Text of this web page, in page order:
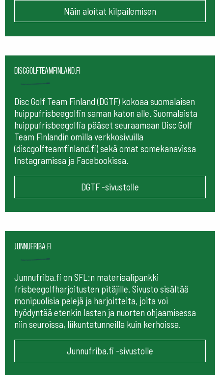
Näin aloitat kilpailemisen
Discgolfteamfinland.fi
Disc Golf Team Finland (DGTF) kokoaa suomalaisen
huippufrisbeegolfin saman katon alle. Suomalaista
huippufrisbeegolfia pääset seuraamaan Disc Golf
Team Finlandin omilla verkkosivuilla
(discgolfteamfinland.fi) sekä omat somekanavissa
Instagramissa ja Facebookissa.
DGTF -sivustolle
Junnufriba.fi
Junnufriba.fi on SFL:n materiaalipankki
frisbeegolfharjoitusten pitäjille. Sivusto sisältää
monipuolisia pelejä ja harjoitteita, joita voi
hyödyntää etenkin lasten ja nuorten ohjaamisessa
niin seuroissa, liikuntatunneilla kuin kerhoissa.
Junnufriba.fi -sivustolle